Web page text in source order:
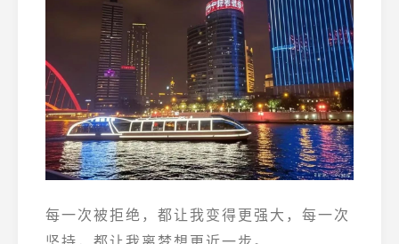
每一次被拒绝，都让我变得更强大，每一次